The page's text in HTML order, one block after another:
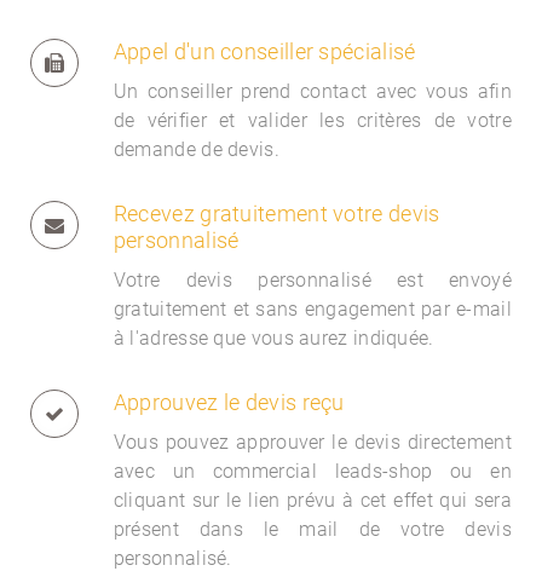
Appel d'un conseiller spécialisé
Un conseiller prend contact avec vous afin
de vérifier et valider les critères de votre
demande de devis.
Recevez gratuitement votre devis
personnalisé
Votre devis personnalisé est envoyé
gratuitement et sans engagement par e-mail
à l'adresse que vous aurez indiquée.
Approuvez le devis reçu
Vous pouvez approuver le devis directement
avec un commercial leads-shop ou en
cliquant sur le lien prévu à cet effet qui sera
présent dans le mail de votre devis
personnalisé.